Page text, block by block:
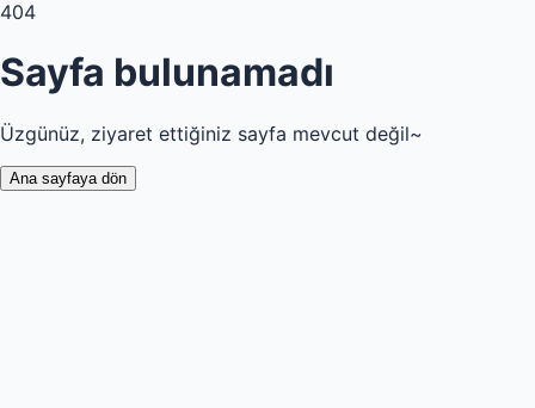
404
Sayfa bulunamadı
Üzgünüz, ziyaret ettiğiniz sayfa mevcut değil~
Ana sayfaya dön